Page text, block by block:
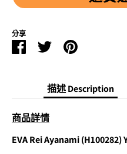
分享
FacebookTwitterPinterest
描述 Description
商品詳情
EVA Rei Ayanami (H100282)